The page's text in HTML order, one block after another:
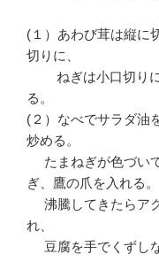
(１）あわび茸は縦に
切りに、
ねぎは小口切りに
る。
(２）なべでサラダ油
炒める。
たまねぎが色づい
ぎ、鷹の爪を入れる。
沸騰してきたらア
れ、
豆腐を手でくずしな